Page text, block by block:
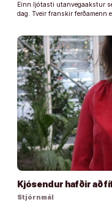
Einn ljótasti utanvegaakstur
dag. Tveir franskir ferðamenn
Kjósendur hafðir að
Stjórnmál